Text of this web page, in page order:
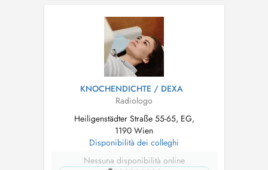
KNOCHENDICHTE / DEXA
Radiologo
Heiligenstädter Straße 55-65, EG,
1190 Wien
Disponibilità dei colleghi
Nessuna disponibilità online